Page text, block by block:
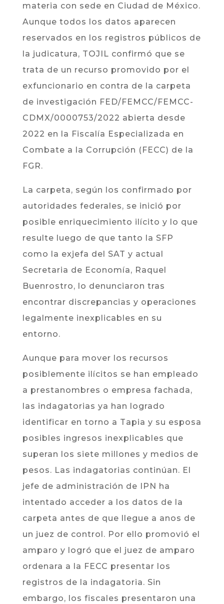
materia con sede en Ciudad de México.
Aunque todos los datos aparecen
reservados en los registros públicos de
la judicatura, TOJIL confirmó que se
trata de un recurso promovido por el
exfuncionario en contra de la carpeta
de investigación FED/FEMCC/FEMCC-
CDMX/0000753/2022 abierta desde
2022 en la Fiscalía Especializada en
Combate a la Corrupción (FECC) de la
FGR.
La carpeta, según los confirmado por
autoridades federales, se inició por
posible enriquecimiento ilícito y lo que
resulte luego de que tanto la SFP
como la exjefa del SAT y actual
Secretaria de Economía, Raquel
Buenrostro, lo denunciaron tras
encontrar discrepancias y operaciones
legalmente inexplicables en su
entorno.
Aunque para mover los recursos
posiblemente ilícitos se han empleado
a prestanombres o empresa fachada,
las indagatorias ya han logrado
identificar en torno a Tapia y su esposa
posibles ingresos inexplicables que
superan los siete millones y medios de
pesos. Las indagatorias continúan. El
jefe de administración de IPN ha
intentado acceder a los datos de la
carpeta antes de que llegue a anos de
un juez de control. Por ello promovió el
amparo y logró que el juez de amparo
ordenara a la FECC presentar los
registros de la indagatoria. Sin
embargo, los fiscales presentaron una